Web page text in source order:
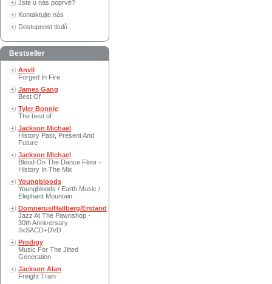
Jste u nás poprvé?
Kontaktujte nás
Dostupnost titulů
Bestseller
Anvil
Forged In Fire
James Gang
Best Of
Tyler Bonnie
The best of
Jackson Michael
History Past, Present And
Future
Jackson Michael
Blood On The Dance Floor -
History In The Mix
Youngbloods
Youngbloods / Earth Music /
Elephant Mountain
Domnerus/Hallberg/Erstand
Jazz At The Pawnshop -
30th Anniversary
3xSACD+DVD
Prodigy
Music For The Jilted
Generation
Jackson Alan
Freight Train